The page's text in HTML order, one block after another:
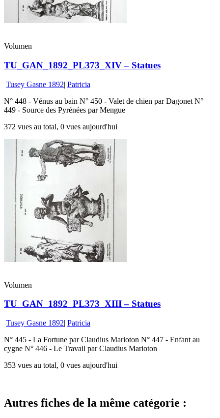
Volumen
TU_GAN_1892_PL373_XIV – Statues
Tusey Gasne 1892| Patricia
N° 448 - Vénus au bain N° 450 - Valet de chien par Dagonet N°
449 - Source des Pyrénées par Mengue
372 vues au total, 0 vues aujourd'hui
Volumen
TU_GAN_1892_PL373_XIII – Statues
Tusey Gasne 1892| Patricia
N° 445 - La Fortune par Claudius Marioton N° 447 - Enfant au
cygne N° 446 - Le Travail par Claudius Marioton
353 vues au total, 0 vues aujourd'hui
Autres fiches de la même catégorie :